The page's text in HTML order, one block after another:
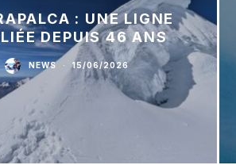
: UNE LIGNE
DEPUIS 46 ANS
NEWS · 15/06/2026